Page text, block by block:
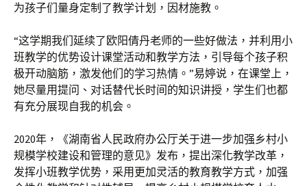
为孩子们量身定制了教学计划，因材施教。
“这学期我们延续了欧阳倩丹老师的一些好做法，并利用小
班教学的优势设计课堂活动和教学方法，引导每个孩子积
极开动脑筋，激发他们的学习热情。”易婷说，在课堂上，
她尽量用提问、对话替代长时间的知识讲授，学生们也都
有充分展现自我的机会。
2020年，《湖南省人民政府办公厅关于进一步加强乡村小
规模学校建设和管理的意见》发布，提出深化教学改革，
发挥小班教学优势，采用更加灵活的教育教学方式，加强